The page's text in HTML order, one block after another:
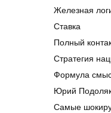
Железная
Ставка
Полный
Стратегия
Формула
Юрий
Самые